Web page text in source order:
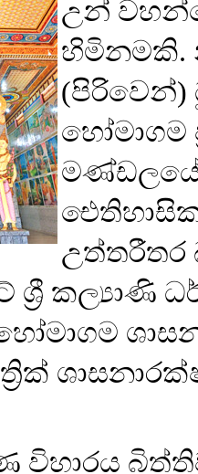
උන්
හිමිනමකි.
හෝමාගම
මණ්ඩලයේ
ඓතිහාසික
උත්තරීතර
කල්‍යාණි
විහාරය